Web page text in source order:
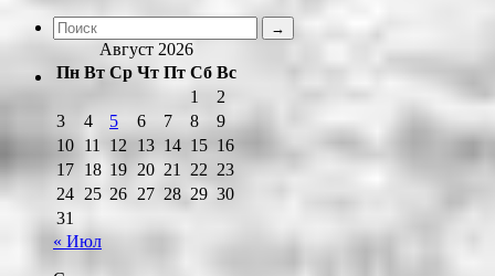
Август 2026
Пн Вт Ср Чт Пт Сб Вс
1
2
3
4 5 6 7 8
9
10 11 12 13 14 15 16
17 18 19 20 21 22 23
24 25 26 27 28 29 30
31
« Июл